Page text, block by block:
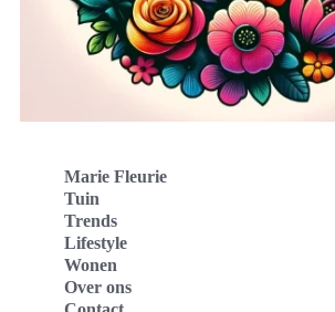
Marie Fleurie
Tuin
Trends
Lifestyle
Wonen
Over ons